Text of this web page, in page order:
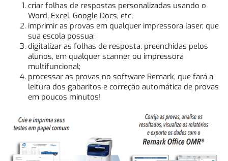
criar folhas de respostas personalizadas usando o
Word, Excel, Google Docs, etc;
imprimir as provas em qualquer impressora laser, que
sua escola possua;
digitalizar as folhas de resposta, preenchidas pelos
alunos, em qualquer scanner ou impressora
multifuncional;
processar as provas no software Remark, que fará a
leitura dos gabaritos e correção automática de provas
em poucos minutos!